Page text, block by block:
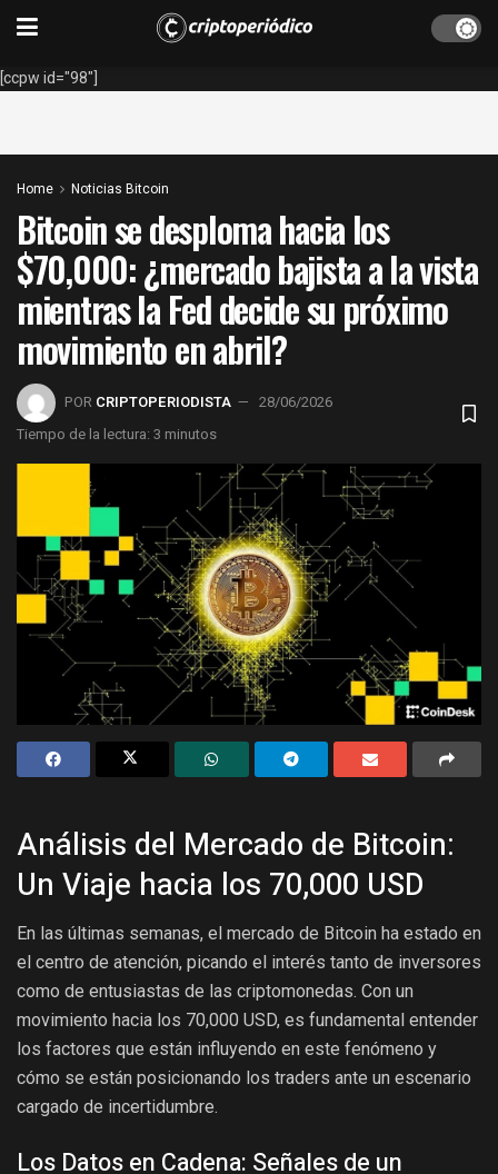
[ccpw id="98"]
Home Noticias Bitcoin
Bitcoin se desploma hacia los
$70,000: ¿mercado bajista a la vista
mientras la Fed decide su próximo
movimiento en abril?
POR CRIPTOPERIODISTA
28/06/2026
Tiempo de la lectura: 3 minutos
Análisis del Mercado de Bitcoin:
Un Viaje hacia los 70,000 USD
En las últimas semanas, el mercado de Bitcoin ha estado en
el centro de atención, picando el interés tanto de inversores
como de entusiastas de las criptomonedas. Con un
movimiento hacia los 70,000 USD, es fundamental entender
los factores que están influyendo en este fenómeno y
cómo se están posicionando los traders ante un escenario
cargado de incertidumbre.
Los Datos en Cadena: Señales de un